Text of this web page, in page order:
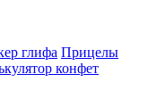
глифа Прицелы
конфет